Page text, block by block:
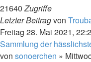
21640Zugriffe
Letzter Beitragvon
Freitag 28. Mai 2021,
Sammlung der
von sonoerchen »